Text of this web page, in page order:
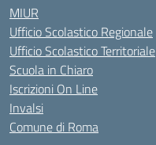
MIUR
Ufficio Scolastico Regionale
Ufficio Scolastico Territoriale
Scuola in Chiaro
Iscrizioni On Line
Invalsi
Comune di Roma